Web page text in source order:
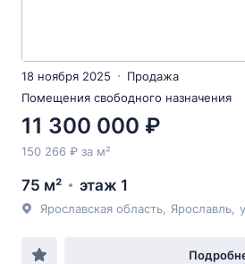
18 ноября 2025
Продажа
Помещения свободного назначения
11 300 000 ₽
150 266 ₽ за м²
75 м² этаж 1
Ярославская область Ярославль